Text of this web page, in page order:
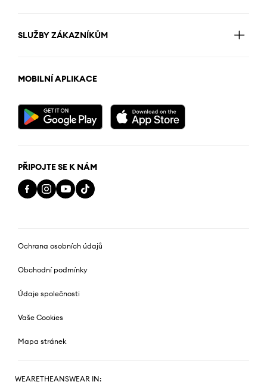
SLUŽBY ZÁKAZNÍKŮM
MOBILNÍ APLIKACE
PŘIPOJTE SE K NÁM
Ochrana osobních údajů
Obchodní podmínky
Údaje společnosti
Vaše Cookies
Mapa stránek
WEARETHEANSWEAR IN: